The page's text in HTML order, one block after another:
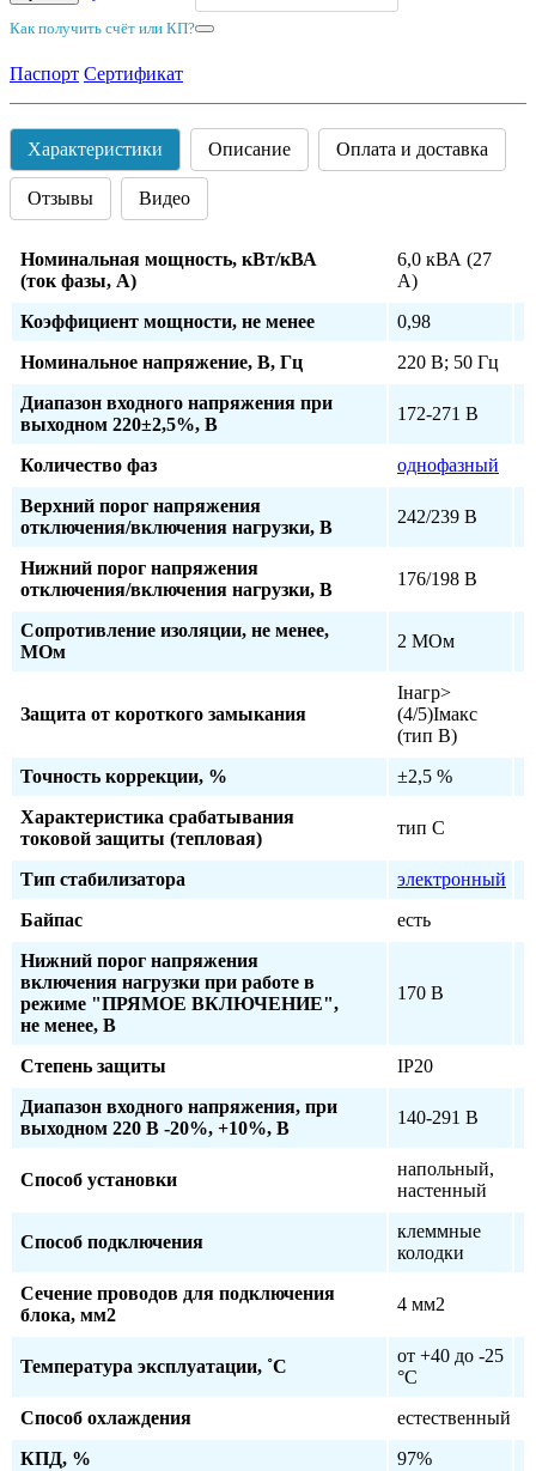
Как получить счёт или КП?
Паспорт Сертификат
Характеристики Описание Оплата и доставка
Отзывы Видео
Номинальная мощность, кВт/кВА
(ток фазы, А)
6,0 кВА (27
А)
Коэффициент мощности, не менее
0,98
Номинальное напряжение, В, Гц
220 В; 50 Гц
Диапазон входного напряжения при
выходном 220±2,5%, В
172-271 В
Количество фаз
однофазный
Верхний порог напряжения
отключения/включения нагрузки, В
242/239 В
Нижний порог напряжения
отключения/включения нагрузки, В
176/198 В
Сопротивление изоляции, не менее,
МОм
2 МОм
Защита от короткого замыкания
Iнагр>
(4/5)Iмакс
(тип В)
Точность коррекции, %
±2,5 %
Характеристика срабатывания
токовой защиты (тепловая)
тип С
Тип стабилизатора
электронный
Байпас
есть
Нижний порог напряжения
включения нагрузки при работе в
режиме "ПРЯМОЕ ВКЛЮЧЕНИЕ",
не менее, В
170 В
Степень защиты
IP20
Диапазон входного напряжения, при
выходном 220 В -20%, +10%, В
140-291 В
Способ установки
напольный,
настенный
Способ подключения
клеммные
колодки
Сечение проводов для подключения
блока, мм2
4 мм2
Температура эксплуатации, ˚С
от +40 до -25
°C
Способ охлаждения
естественный
КПД, %
97%